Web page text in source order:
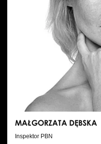
MAŁGORZATA DĘBSKA
Inspektor PBN